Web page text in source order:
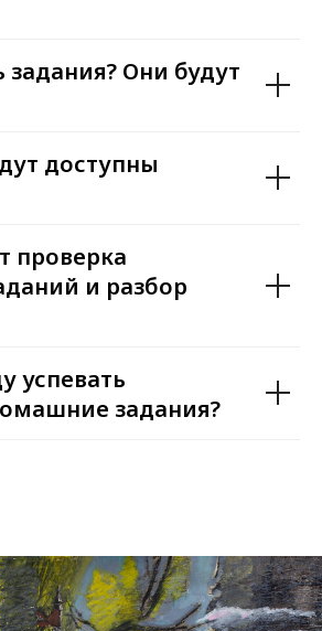
задания? Они будут
доступны
проверка
и разбор
успевать
задания?